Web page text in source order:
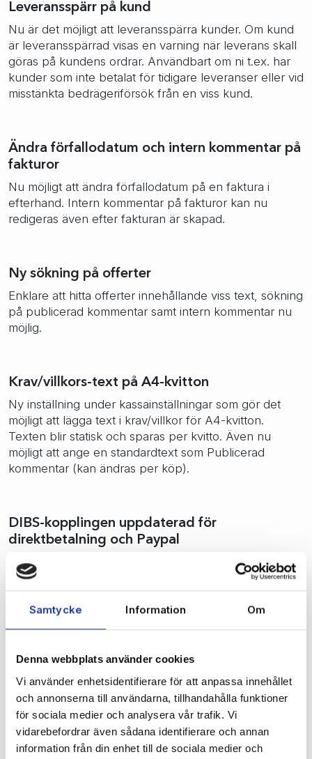
Samtycke Information Om
Denna webbplats använder cookies
Vi använder enhetsidentifierare för att anpassa innehållet
och annonserna till användarna, tillhandahålla funktioner
för sociala medier och analysera vår trafik. Vi
vidarebefordrar även sådana identifierare och annan
information från din enhet till de sociala medier och
Leveransspärr på kund
Nu är det möjligt att leveransspärra kunder. Om kund
är leveransspärrad visas en varning när leverans skall
göras på kundens ordrar. Användbart om ni t.ex. har
kunder som inte betalat för tidigare leveranser eller vid
misstänkta bedrägeriförsök från en viss kund.
Ändra förfallodatum och intern kommentar på
fakturor
Nu möjligt att ändra förfallodatum på en faktura i
efterhand. Intern kommentar på fakturor kan nu
redigeras även efter fakturan är skapad.
Ny sökning på offerter
Enklare att hitta offerter innehållande viss text, sökning
på publicerad kommentar samt intern kommentar nu
möjlig.
Krav/villkors-text på A4-kvitton
Ny inställning under kassainställningar som gör det
möjligt att lägga text i krav/villkor för A4-kvitton.
Texten blir statisk och sparas per kvitto. Även nu
möjligt att ange en standardtext som Publicerad
kommentar (kan ändras per köp).
DIBS-kopplingen uppdaterad för
direktbetalning och Paypal
Vår DIBS-koppling stödjer nu förutom kortbetalningar
även direktbetalningar samt Paypal-köp, automatisk
avprickning i kundreskontran av inbetalningarna.
konto (Multishop)
Vår Klarna-integration uppfyller kraven för Klarna
Checkout, som är en ny betaltjänst från Klarna.
Vi har förberett stöd för flera Klarna-konton (EID) i vår
Klarna-integration. Körs nu av testkund, beräknas
lanseras under Januari 2013.